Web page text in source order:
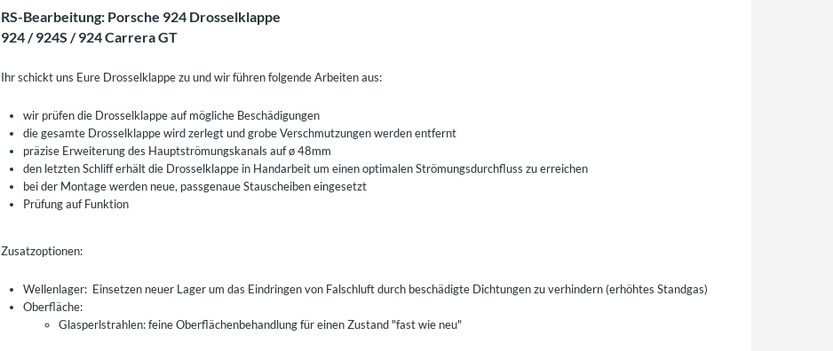
RS-Bearbeitung: Porsche 924 Drosselklappe
924 / 924S / 924 Carrera GT
Ihr schickt uns Eure Drosselklappe zu und wir führen folgende Arbeiten aus:
wir prüfen die Drosselklappe auf mögliche Beschädigungen
die gesamte Drosselklappe wird zerlegt und grobe Verschmutzungen werden entfernt
präzise Erweiterung des Hauptströmungskanals auf ø 48mm
den letzten Schliff erhält die Drosselklappe in Handarbeit um einen optimalen Strömungsdurchfluss zu erreichen
bei der Montage werden neue, passgenaue Stauscheiben eingesetzt
Prüfung auf Funktion
Zusatzoptionen:
Wellenlager: Einsetzen neuer Lager um das Eindringen von Falschluft durch beschädigte Dichtungen zu verhindern (erhöhtes Standgas)
Oberfläche:
Glasperlstrahlen: feine Oberflächenbehandlung für einen Zustand "fast wie neu"